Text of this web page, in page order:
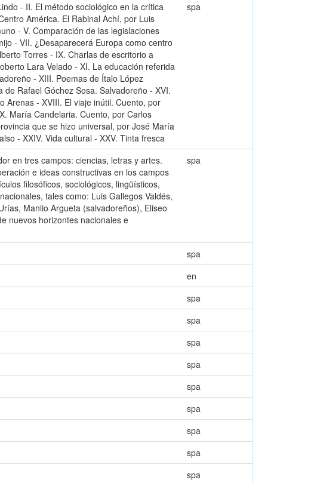
- II. El método sociológico en la crítica
América. El Rabinal Achí, por Luis
- V. Comparación de las legislaciones
- VII. ¿Desaparecerá Europa como centro
Torres - IX. Charlas de escritorio a
Lara Velado - XI. La educación referida
- XIII. Poemas de Ítalo López
Rafael Góchez Sosa. Salvadoreño - XVI.
Arenas - XVIII. El viaje inútil. Cuento, por
María Candelaria. Cuento, por Carlos
que se hizo universal, por José María
- XXIV. Vida cultural - XXV. Tinta fresca
spa
en tres campos: ciencias, letras y artes.
e ideas constructivas en los campos
filosóficos, sociológicos, lingüísticos,
tales como: Luis Gallegos Valdés,
Manlio Argueta (salvadoreños), Eliseo
nuevos horizontes nacionales e
spa
spa
en
spa
spa
spa
spa
spa
spa
spa
spa
spa